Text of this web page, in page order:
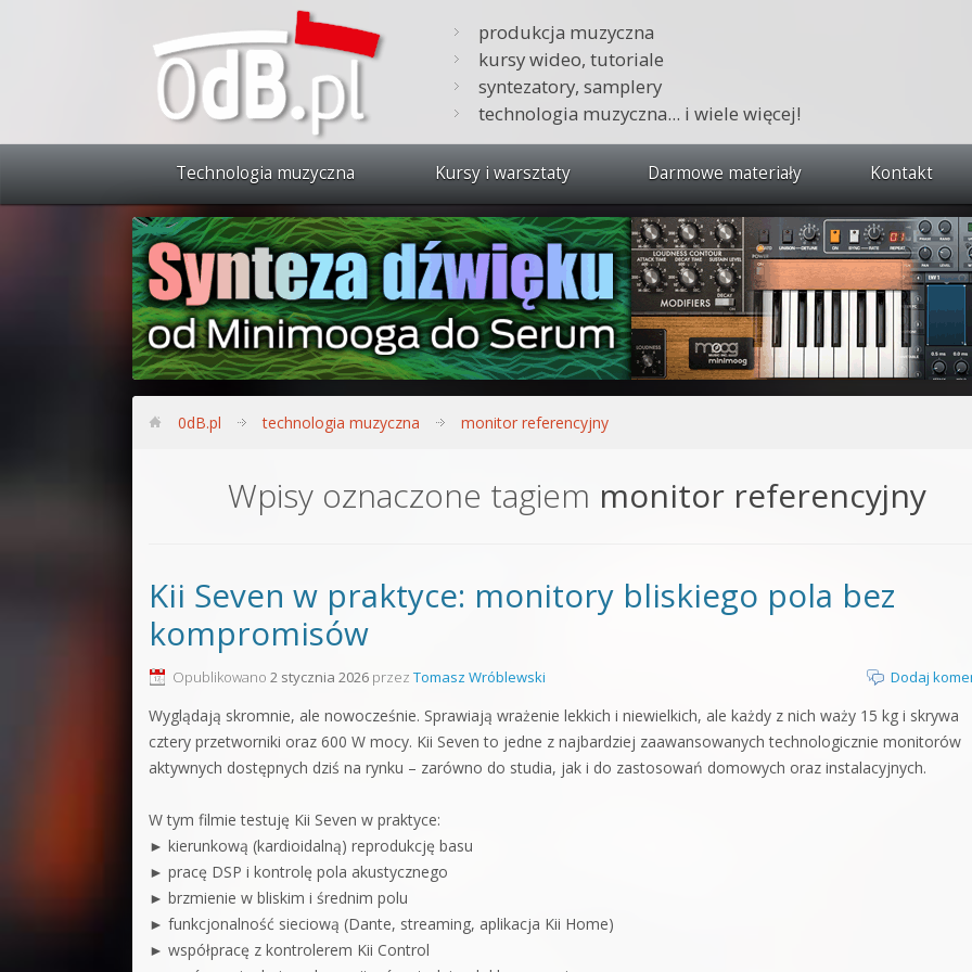
produkcja muzyczna
kursy wideo, tutoriale
syntezatory, samplery
technologia muzyczna... i wiele więcej!
Technologia muzyczna Kursy i warsztaty
Zobacz wszystkie kursy i warsztaty
Synteza dźwięku 🔥
Produkcja muzyczna w praktyce
Bitwig Studio od podstaw
Sound Forge od podstaw
Kontakt 5 Kompendium
Darmowe materiały Kontakt
0dB.pl technologia muzyczna monitor referencyjny
Wpisy oznaczone tagiem monitor referencyjny
Kii Seven w praktyce: monitory bliskiego pola bez
kompromisów
Opublikowano 2 stycznia 2026 przez Tomasz Wróblewski Dodaj
Wyglądają skromnie, ale nowocześnie. Sprawiają wrażenie lekkich i niewielkich, ale każdy z nich waży 15 kg i skrywa
cztery przetworniki oraz 600 W mocy. Kii Seven to jedne z najbardziej zaawansowanych technologicznie monitorów
aktywnych dostępnych dziś na rynku – zarówno do studia, jak i do zastosowań domowych oraz instalacyjnych.
W tym filmie testuję Kii Seven w praktyce:
► kierunkową (kardioidalną) reprodukcję basu
► pracę DSP i kontrolę pola akustycznego
► brzmienie w bliskim i średnim polu
► funkcjonalność sieciową (Dante, streaming, aplikacja Kii Home)
► współpracę z kontrolerem Kii Control